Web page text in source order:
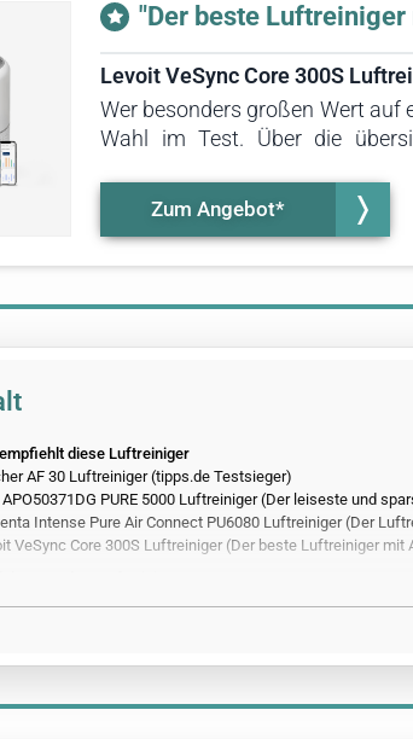
"Der beste
Levoit VeSync Core 300S
Wer besonders großen Wert auf
Wahl im Test. Über die
funktioniert die Bedienung
schnell auf Veränderungen
Zum Angebot*
diese Luftreiniger
AF 30 Luftreiniger (tipps.de Testsieger)
APO50371DG PURE 5000 Luftreiniger (Der leiseste und
Intense Pure Air Connect PU6080 Luftreiniger (Der
VeSync Core 300S Luftreiniger (Der beste Luftreiniger mit
mit allen Produktdetails
getestet